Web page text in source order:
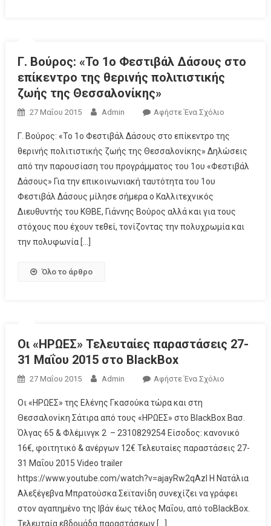
Γ. Βούρος: «Το 1ο Φεστιβάλ Δάσους στο
επίκεντρο της θερινής πολιτιστικής
ζωής της Θεσσαλονίκης»
27 Μαΐου 2015 Admin Αφήστε Ένα Σχόλιο
Γ. Βούρος: «Το 1ο Φεστιβάλ Δάσους στο επίκεντρο της
θερινής πολιτιστικής ζωής της Θεσσαλονίκης» Δηλώσεις
από την παρουσίαση του προγράμματος του 1ου «Φεστιβάλ
Δάσους» Για την επικοινωνιακή ταυτότητα του 1ου
Φεστιβάλ Δάσους μίλησε σήμερα ο Καλλιτεχνικός
Διευθυντής του ΚΘΒΕ, Γιάννης Βούρος αλλά και για τους
στόχους που έχουν τεθεί, τονίζοντας την πολυχρωμία και
την πολυφωνία […]
Όλο το άρθρο
Οι «ΗΡΩΕΣ» Τελευταίες παραστάσεις 27-
31 Μαΐου 2015 στο BlackBox
27 Μαΐου 2015 Admin Αφήστε Ένα Σχόλιο
Οι «ΗΡΩΕΣ» της Ελένης Γκασούκα τώρα και στη
Θεσσαλονίκη Σάτιρα από τους «ΗΡΩΕΣ» στο BlackBox Βασ.
Όλγας 65 & Φλέμινγκ 2 – 2310829254 Είσοδος: κανονικό
16€, φοιτητικό & ανέργων 12€ Τελευταίες παραστάσεις 27-
31 Μαΐου 2015 Video trailer
https://www.youtube.com/watch?v=ajayRw2qAzI Η Νατάλια
Αλεξέγεβνα Μπρατούσκα Σεϊτανίδη συνεχίζει να γράφει
στον αγαπημένο της Ιβάν έως τέλος Μαΐου, από τοBlackBox.
Τελευταία εβδομάδα παραστάσεων […]